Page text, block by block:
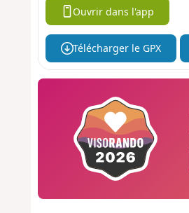
Ouvrir dans l'app
Télécharger le GPX